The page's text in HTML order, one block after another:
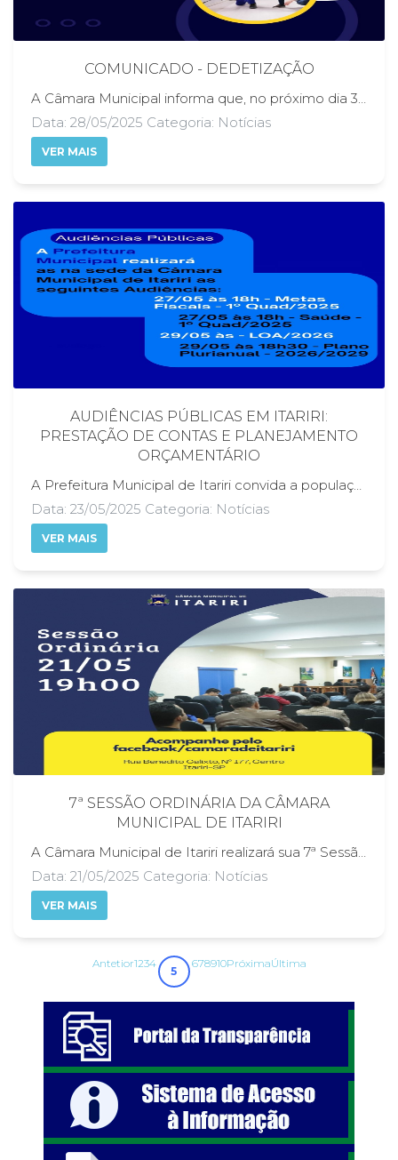
COMUNICADO - DEDETIZAÇÃO
A Câmara Municipal informa que, no próximo dia 30 de maio de 2025, a partir das 14h00, será realizada a dedetização das dependências desta Casa de Leis. Em razão dos procedimentos de segurança e saúde necessários durante a aplicação dos produtos, não será permitida a permanência de pessoas nas dependências da Câmara Municipal enquanto os serviços estiverem sendo executados. Dessa forma, o expediente de funcionamento e de atendimento ao público será encerrado às 14h00 no referido dia. Contamos com a compreensão de todos.
Data: 28/05/2025 Categoria: Notícias
VER MAIS
AUDIÊNCIAS PÚBLICAS EM ITARIRI:
PRESTAÇÃO DE CONTAS E PLANEJAMENTO
ORÇAMENTÁRIO
A Prefeitura Municipal de Itariri convida a população para participar das Audiências Públicas que serão realizadas no prédio da Câmara Municipal, conforme cronograma abaixo: Dia 27 de maio de 2025 (terça-feira) 18h00: Apresentação das Metas Fiscais do Executivo, referentes ao 1º quadrimestre de 2025. 18h30: Apresentação das Metas Fiscais do Departamento Municipal de Saúde, também referentes ao 1º quadrimestre de 2025. Dia 29 de maio de 2025 (quinta-feira) 18h00: Audiência Pública sobre os Projetos de Leis da LDO (Lei de Diretrizes Orçamentárias) para o exercício de 2026. 18h30: Apresentação do Plano Plurianual (PPA) para o período de 2026 a 2029. As Audiências Públicas são instrumentos importantes de transparência e participação popular, permitindo que os cidadãos acompanhem, avaliem e opinem sobre a gestão dos recursos públicos e os projetos para o futuro do município. Toda a comunidade está convidada a participar!
Data: 23/05/2025 Categoria: Notícias
VER MAIS
7ª SESSÃO ORDINÁRIA DA CÂMARA
MUNICIPAL DE ITARIRI
A Câmara Municipal de Itariri realizará sua 7ª Sessão Ordinária no dia 21 de maio de 2025, às 19 horas. Este é um importante espaço para discussão e deliberação de temas relevantes para a comunidade local. A sessão será transmitida ao vivo pela página oficial da Câmara no Facebook, acessível em facebook/camaradeitariri, permitindo que os cidadãos acompanhem e participem das discussões de forma interativa. Não perca a oportunidade de se informar sobre as pautas e decisões que impactam o nosso município! EXPEDIENTE: - Ata da 6ª Sessão Ordinária de 2025 - Requerimentos, Indicações e Moções Ordem do Dia: - Projeto de Lei nº 025/2025 – CMI - Denominação de Rua - Projeto de Lei nº 026/2025 – PMI - Auxílio Alimentação aos Servidores da Prefeitura
Data: 21/05/2025 Categoria: Notícias
VER MAIS
Antetior1234
5
678910PróximaÚltima